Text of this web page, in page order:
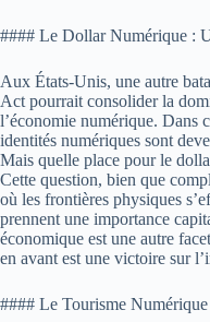
#### Le Dollar Numérique :
Aux États-Unis, une autre
Act pourrait consolider la
l’économie numérique. Dans
identités numériques sont
Mais quelle place pour le
Cette question, bien que
où les frontières physiques
prennent une importance
économique est une autre
en avant est une victoire sur
#### Le Tourisme